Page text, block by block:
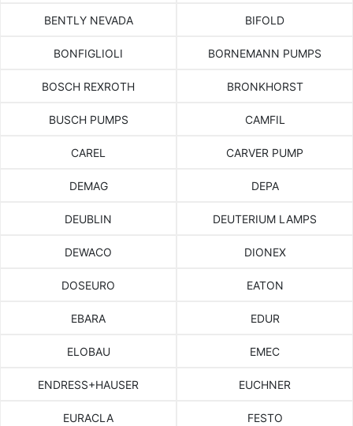
BENTLY NEVADA BIFOLD
BONFIGLIOLI BORNEMANN PUMPS
BOSCH REXROTH BRONKHORST
BUSCH PUMPS CAMFIL
CAREL CARVER PUMP
DEMAG DEPA
DEUBLIN DEUTERIUM LAMPS
DEWACO DIONEX
DOSEURO EATON
EBARA EDUR
ELOBAU EMEC
ENDRESS+HAUSER EUCHNER
EURACLA FESTO